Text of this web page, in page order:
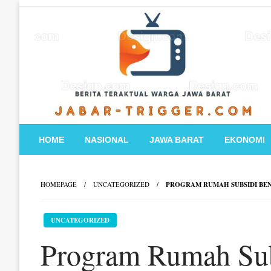
HOME NASIONAL JAWA BARAT EKONOMI
HOMEPAGE UNCATEGORIZED PROGRAM RUMAH SUBSIDI
UNCATEGORIZED
Program Rumah